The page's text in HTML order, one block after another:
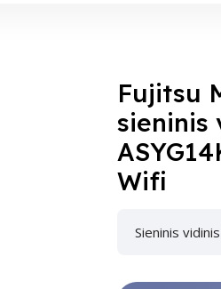
Fujitsu
sieninis
Wifi
Sieninis